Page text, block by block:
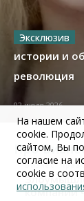
истории и
революция
02 июля 2026
Про
Бизнес
компании
На нашем
cookie.
сайтом, Вы
согласие на
cookie в